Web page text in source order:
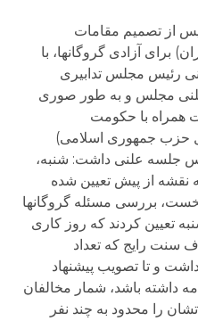
(پاییز سال 59) نیز پس از تصمیم مقامات
برای آزادی گروگانها، با
رئیس مجلس تدابیری
مجلس و به طور صوری
همراه با حکومت
حزب جمهوری اسلامی)
جلسه علنی داشت: شنبه،
نقشه از پیش تعیین شده
بررسی مسئله گروگانها
تعیین کردند که روز کاری
سنت رایج که تعداد
و تا تصویب پیشنهاد
داشته باشد، شمار مخالفان
را محدود به چند نفر